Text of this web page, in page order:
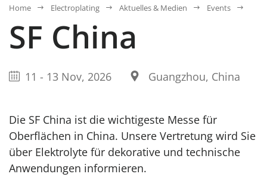
Home Electroplating Aktuelles & Medien Events
SF China
11 - 13 Nov, 2026 Guangzhou, China
Die SF China ist die wichtigeste Messe für
Oberflächen in China. Unsere Vertretung wird Sie
über Elektrolyte für dekorative und technische
Anwendungen informieren.